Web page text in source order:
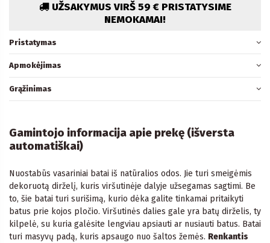
UŽSAKYMUS VIRŠ 59 € PRISTATYSIME
NEMOKAMAI!
Pristatymas
Apmokėjimas
Grąžinimas
Gamintojo informacija apie prekę (išversta
automatiškai)
Nuostabūs vasariniai batai iš natūralios odos. Jie turi smeigėmis
dekoruotą dirželį, kuris viršutinėje dalyje užsegamas sagtimi. Be
to, šie batai turi surišimą, kurio dėka galite tinkamai pritaikyti
batus prie kojos pločio. Viršutinės dalies gale yra batų dirželis, ty
kilpelė, su kuria galėsite lengviau apsiauti ar nusiauti batus. Batai
turi masyvų padą, kuris apsaugo nuo šaltos žemės. Renkantis